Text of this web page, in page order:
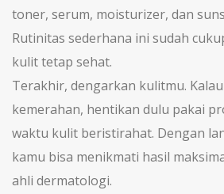
toner, serum, moisturizer, dan
Rutinitas sederhana ini sudah
kulit tetap sehat.
Terakhir, dengarkan kulitmu.
kemerahan, hentikan dulu pakai
waktu kulit beristirahat. Dengan
kamu bisa menikmati hasil
ahli dermatologi.